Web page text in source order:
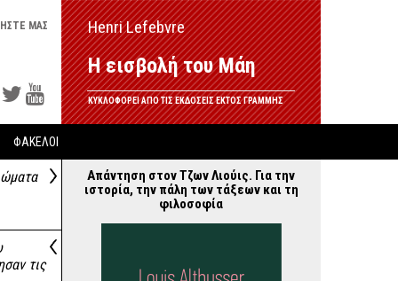
ΜΑΣ Henri Lefebvre
Η εισβολή του Μάη
ΚΥΚΛΟΦΟΡΕΙ ΑΠΟ ΤΙΣ ΕΚΔΟΣΕΙΣ ΕΚΤΟΣ ΓΡΑΜΜΗΣ
ΦΑΚΕΛΟΙ
τις
Απάντηση στον Τζων Λιούις. Για την
ιστορία, την πάλη των τάξεων και τη
φιλοσοφία